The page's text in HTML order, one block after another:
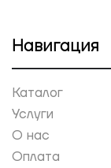
Навигация
Каталог
Услуги
О нас
Оплата